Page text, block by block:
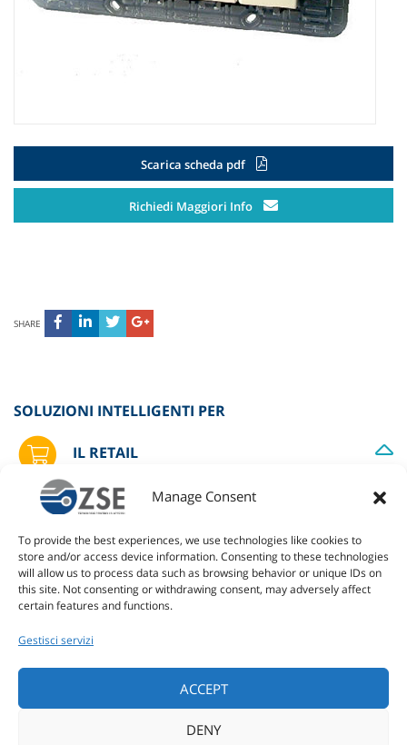
Manage Consent
To provide the best experiences, we use technologies like cookies to
store and/or access device information. Consenting to these technologies
will allow us to process data such as browsing behavior or unique IDs on
this site. Not consenting or withdrawing consent, may adversely affect
certain features and functions.
Gestisci servizi
ACCEPT
DENY
Scarica scheda pdf
Richiedi Maggiori Info
SHARE
SOLUZIONI INTELLIGENTI PER
IL RETAIL
LO SPORT
L'AZIENDA